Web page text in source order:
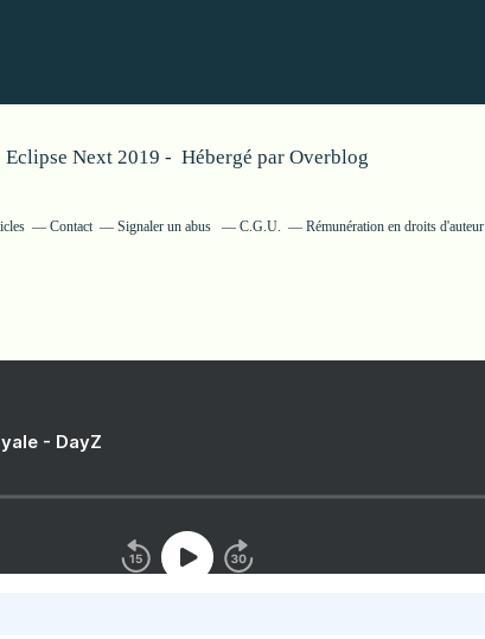
Eclipse Next 2019 - Hébergé par Overblog
Contact Signaler un abus C.G.U. Rémunération en droits d'auteur
- DayZ